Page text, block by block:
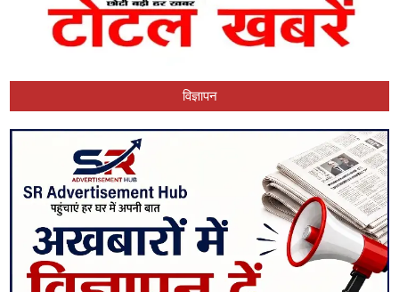
विज्ञापन